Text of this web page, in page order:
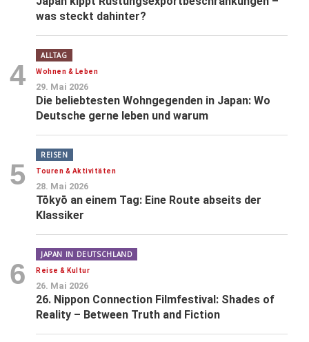
was steckt dahinter?
4
ALLTAG
Wohnen & Leben
29. Mai 2026
Die beliebtesten Wohngegenden in Japan: Wo
Deutsche gerne leben und warum
5
REISEN
Touren & Aktivitäten
28. Mai 2026
Tōkyō an einem Tag: Eine Route abseits der
Klassiker
6
JAPAN IN DEUTSCHLAND
Reise & Kultur
26. Mai 2026
26. Nippon Connection Filmfestival: Shades of
Reality – Between Truth and Fiction